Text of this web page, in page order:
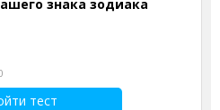
знака зодиака
тест